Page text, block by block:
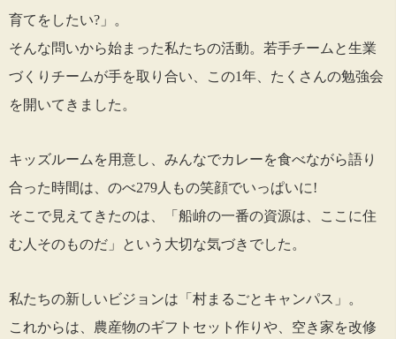
育てをしたい?」。
そんな問いから始まった私たちの活動。若手チームと生業
づくりチームが手を取り合い、この1年、たくさんの勉強会
を開いてきました。
キッズルームを用意し、みんなでカレーを食べながら語り
合った時間は、のべ279人もの笑顔でいっぱいに!
そこで見えてきたのは、「船峅の一番の資源は、ここに住
む人そのものだ」という大切な気づきでした。
私たちの新しいビジョンは「村まるごとキャンパス」。
これからは、農産物のギフトセット作りや、空き家を改修